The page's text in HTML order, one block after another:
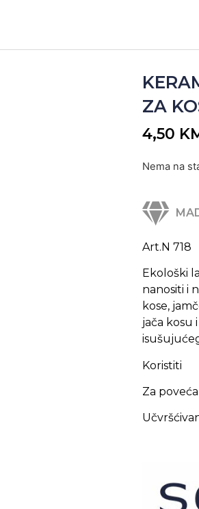
ZA
4,50
Nema na
Art.N 718
Ekološki
nanositi i
kose,
jača kosu
Koristiti
Za